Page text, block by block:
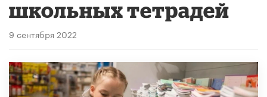
школьных тетрадей
9 сентября 2022